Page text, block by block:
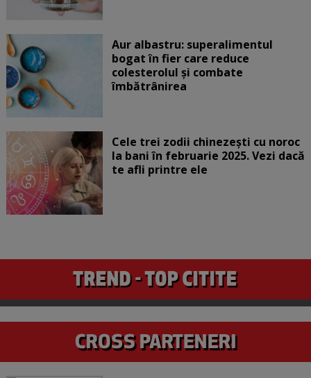
Aur albastru: superalimentul
bogat în fier care reduce
colesterolul și combate
îmbătrânirea
Cele trei zodii chinezești cu noroc
la bani în februarie 2025. Vezi dacă
te afli printre ele